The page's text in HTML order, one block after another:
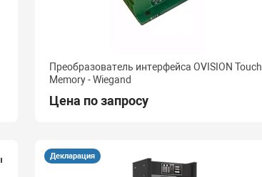
Преобразователь интерфейса OVISION Touch
Memory - Wiegand
Цена по запросу
Декларация